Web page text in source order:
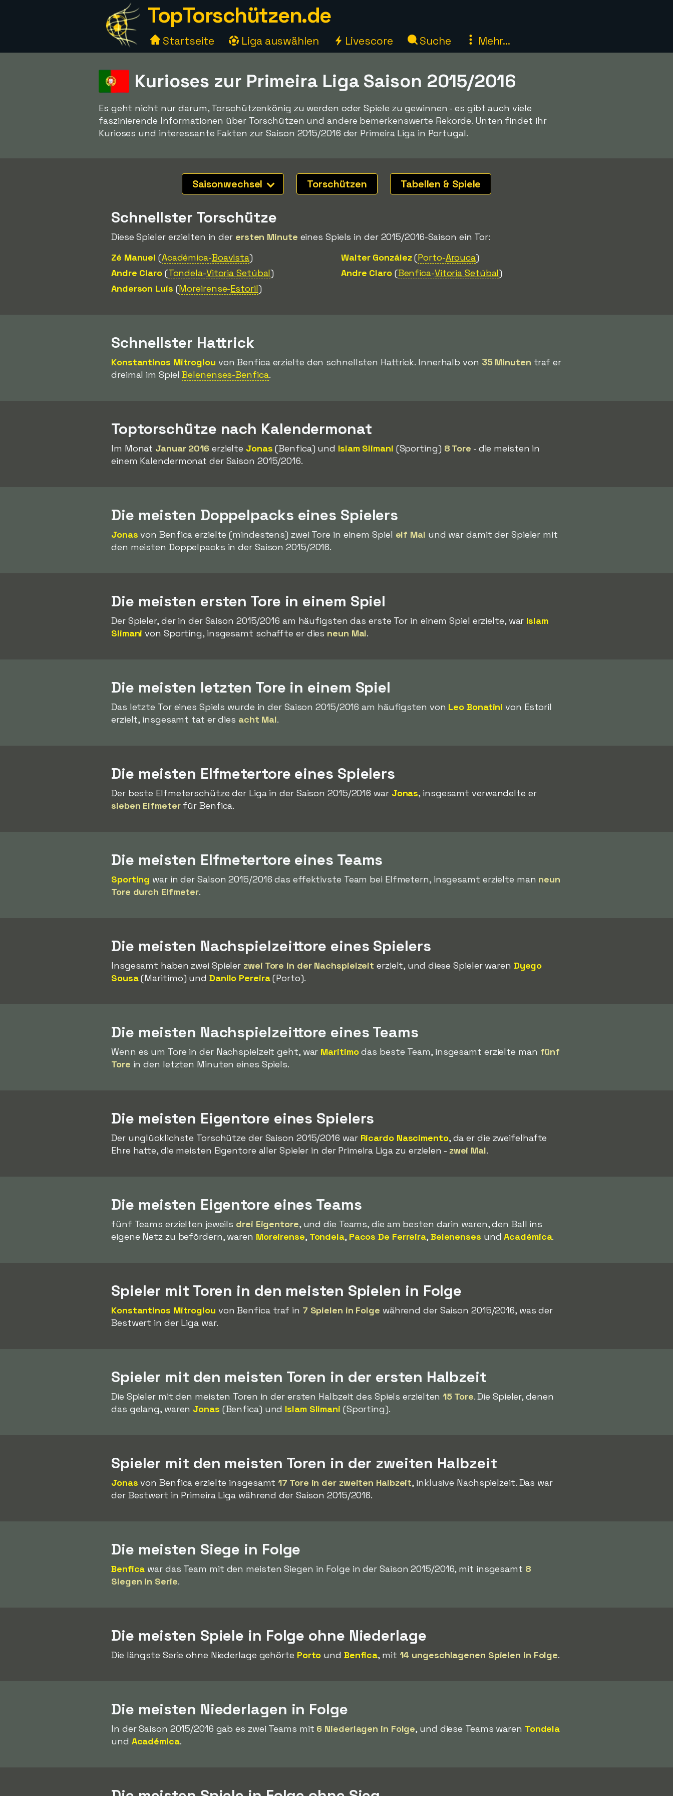
TopTorschützen.de
Startseite Liga auswählen Livescore Suche Mehr...
Kurioses zur Primeira Liga Saison 2015/2016
Es geht nicht nur darum, Torschützenkönig zu werden oder Spiele zu gewinnen - es gibt auch viele
faszinierende Informationen über Torschützen und andere bemerkenswerte Rekorde. Unten findet ihr
Kurioses und interessante Fakten zur Saison 2015/2016 der Primeira Liga in Portugal.
Saisonwechsel Torschützen Tabellen & Spiele
Schnellster Torschütze
Diese Spieler erzielten in der ersten Minute eines Spiels in der 2015/2016-Saison ein Tor:
Zé Manuel (Académica-Boavista)
Andre Claro(Tondela-Vitoria Setúbal)
Anderson Luís (Moreirense-Estoril)
Walter González(Porto-Arouca)
Andre Claro(Benfica-Vitoria Setúbal)
Schnellster Hattrick
Konstantinos Mitroglou von Benfica erzielte den schnellsten Hattrick. Innerhalb von 35 Minuten traf er
dreimal im SpielBelenenses-Benfica.
Toptorschütze nach Kalendermonat
Im Monat Januar 2016 erzielte Jonas (Benfica) und Islam Slimani (Sporting) 8 Tore - die meisten in
einem Kalendermonat der Saison 2015/2016.
Die meisten Doppelpacks eines Spielers
Jonas von Benfica erzielte (mindestens) zwei Tore in einem Spiel elf Mal und war damit der Spieler mit
den meisten Doppelpacks in der Saison 2015/2016.
Die meisten ersten Tore in einem Spiel
Der Spieler, der in der Saison 2015/2016 am häufigsten das erste Tor in einem Spiel erzielte, war Islam
Slimani von Sporting, insgesamt schaffte er dies neun Mal.
Die meisten letzten Tore in einem Spiel
Das letzte Tor eines Spiels wurde in der Saison 2015/2016 am häufigsten von Leo Bonatini von Estoril
erzielt, insgesamt tat er dies acht Mal.
Die meisten Elfmetertore eines Spielers
Der beste Elfmeterschütze der Liga in der Saison 2015/2016 war Jonas, insgesamt verwandelte er
sieben Elfmeterfür Benfica.
Die meisten Elfmetertore eines Teams
Sporting war in der Saison 2015/2016 das effektivste Team bei Elfmetern, insgesamt erzielte man neun
Tore durch Elfmeter.
Die meisten Nachspielzeittore eines Spielers
Insgesamt haben zwei Spieler zwei Tore in der Nachspielzeit erzielt, und diese Spieler waren Dyego
Sousa(Maritimo) und Danilo Pereira(Porto).
Die meisten Nachspielzeittore eines Teams
Wenn es um Tore in der Nachspielzeit geht, war Maritimodas beste Team, insgesamt erzielte man fünf
Tore in den letzten Minuten eines Spiels.
Die meisten Eigentore eines Spielers
Der unglücklichste Torschütze der Saison 2015/2016 war Ricardo Nascimento, da er die zweifelhafte
Ehre hatte, die meisten Eigentore aller Spieler in der Primeira Liga zu erzielen - zwei Mal.
Die meisten Eigentore eines Teams
fünf Teams erzielten jeweils drei Eigentore, und die Teams, die am besten darin waren, den Ball ins
eigene Netz zu befördern, waren Moreirense, Tondela, Pacos De Ferreira, Belenenses undAcadémica.
Spieler mit Toren in den meisten Spielen in Folge
Konstantinos Mitroglou von Benfica traf in 7 Spielen in Folge während der Saison 2015/2016, was der
Bestwert in der Liga war.
Spieler mit den meisten Toren in der ersten Halbzeit
Die Spieler mit den meisten Toren in der ersten Halbzeit des Spiels erzielten15 Tore. Die Spieler, denen
das gelang, waren Jonas (Benfica) und Islam Slimani (Sporting).
Spieler mit den meisten Toren in der zweiten Halbzeit
Jonas von Benfica erzielte insgesamt17 Tore in der zweiten Halbzeit, inklusive Nachspielzeit. Das war
der Bestwert in Primeira Liga während der Saison 2015/2016.
Die meisten Siege in Folge
Benfica war das Team mit den meisten Siegen in Folge in der Saison 2015/2016, mit insgesamt 8
Siegen in Serie.
Die meisten Spiele in Folge ohne Niederlage
Die längste Serie ohne Niederlage gehörte Porto und Benfica, mit 14 ungeschlagenen Spielen in Folge.
Die meisten Niederlagen in Folge
In der Saison 2015/2016 gab es zwei Teams mit 6 Niederlagen in Folge, und diese Teams waren Tondela
und Académica.